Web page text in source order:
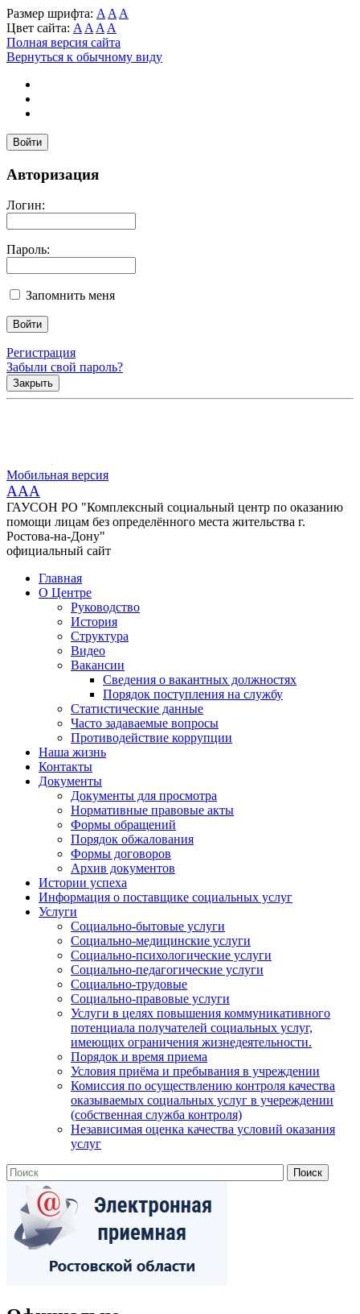
Размер шрифта: A A A
Цвет сайта: A A A A
Полная версия сайта
Вернуться к обычному виду
Войти
Авторизация
Логин:
Пароль:
Запомнить меня
Регистрация
Забыли свой пароль?
Закрыть
Мобильная версия
AAA
ГАУСОН РО "Комплексный социальный центр по оказанию
помощи лицам без определённого места жительства г.
Ростова-на-Дону"
официальный сайт
Главная
О Центре
Руководство
История
Структура
Видео
Вакансии
Сведения о вакантных должностях
Порядок поступления на службу
Статистические данные
Часто задаваемые вопросы
Противодействие коррупции
Наша жизнь
Контакты
Документы
Документы для просмотра
Нормативные правовые акты
Формы обращений
Порядок обжалования
Формы договоров
Архив документов
Истории успеха
Информация о поставщике социальных услуг
Услуги
Социально-бытовые услуги
Социально-медицинские услуги
Социально-психологические услуги
Социально-педагогические услуги
Социально-трудовые
Социально-правовые услуги
Услуги в целях повышения коммуникативного
потенциала получателей социальных услуг,
имеющих ограничения жизнедеятельности.
Порядок и время приема
Условия приёма и пребывания в учреждении
Комиссия по осуществлению контроля качества
оказываемых социальных услуг в учереждении
(собственная служба контроля)
Независимая оценка качества условий оказания
услуг